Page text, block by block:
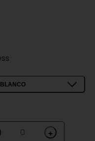
BLANCO
+